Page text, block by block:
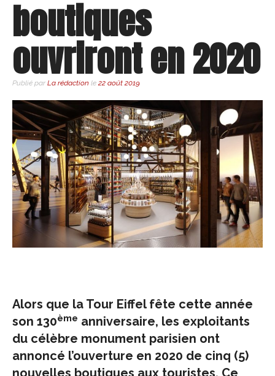
boutiques
ouvriront en 2020
Publié par La rédaction le 22 août 2019
Alors que la Tour Eiffel fête cette année
son 130ème anniversaire, les exploitants
du célèbre monument parisien ont
annoncé l’ouverture en 2020 de cinq (5)